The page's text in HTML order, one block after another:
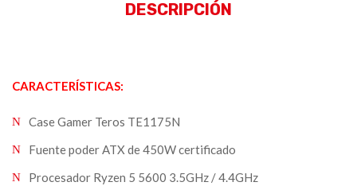
DESCRIPCIÓN
CARACTERÍSTICAS:
Case Gamer Teros TE1175N
Fuente poder ATX de 450W certificado
Procesador Ryzen 5 5600 3.5GHz / 4.4GHz